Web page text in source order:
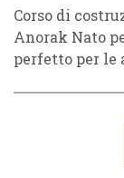
Corso di
Anorak Nato
perfetto per